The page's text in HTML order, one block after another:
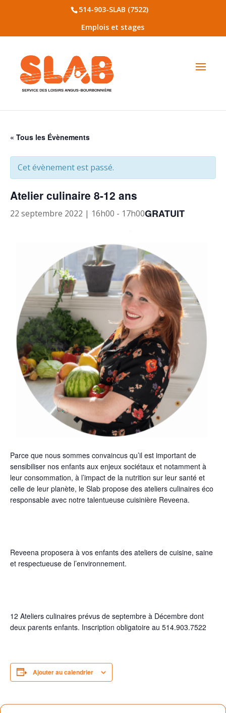
514-903-SLAB (7522)
Emplois et stages
« Tous les Évènements
Cet évènement est passé.
Atelier culinaire 8-12 ans
22 septembre 2022 | 16h00 - 17h00GRATUIT
Parce que nous sommes convaincus qu’il est important de
sensibiliser nos enfants aux enjeux sociétaux et notamment à
leur consommation, à l’impact de la nutrition sur leur santé et
celle de leur planète, le Slab propose des ateliers culinaires éco
responsable avec notre talentueuse cuisinière Reveena.
Reveena proposera à vos enfants des ateliers de cuisine, saine
et respectueuse de l’environnement.
12 Ateliers culinaires prévus de septembre à Décembre dont
deux parents enfants. Inscription obligatoire au 514.903.7522
Ajouter au calendrier